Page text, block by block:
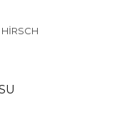
HIRSCH